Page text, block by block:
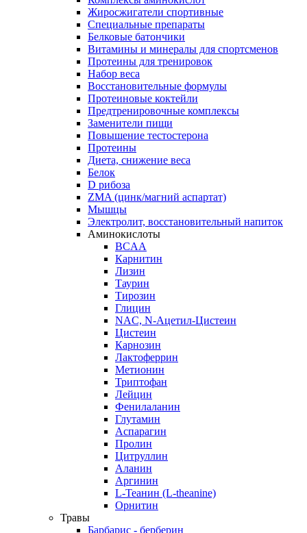
Жиросжигатели спортивные
Специальные препараты
Белковые батончики
Витамины и минералы для спортсменов
Протеины для тренировок
Набор веса
Восстановительные формулы
Протеиновые коктейли
Предтренировочные комплексы
Заменители пищи
Повышение тестостерона
Протеины
Диета, снижение веса
Белок
D рибоза
ZMA (цинк/магний аспартат)
Мышцы
Электролит, восстановительный напиток
Аминокислоты
BCAA
Карнитин
Лизин
Таурин
Тирозин
Глицин
NAC, N-Ацетил-Цистеин
Цистеин
Карнозин
Лактоферрин
Метионин
Триптофан
Лейцин
Фенилаланин
Глутамин
Аспарагин
Пролин
Цитруллин
Аланин
Аргинин
L-Теанин (L-theanine)
Орнитин
Травы
Барбарис - берберин